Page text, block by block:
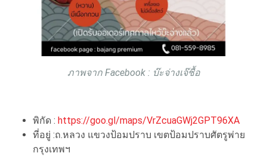
ภาพจาก Facebook : บ๊ะจ่างเจ๊ชื้อ
พิกัด : https://goo.gl/maps/VrZcuaGWj2GPT96XA
ที่อยู่ :ถ.หลวง แขวงป้อมปราบ เขตป้อมปราบศัตรูพ่าย
กรุงเทพฯ